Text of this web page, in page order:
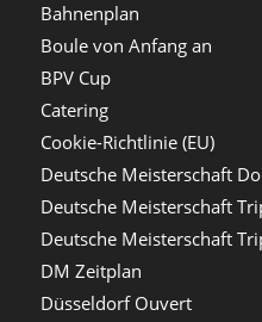
Bahnenplan
Boule von Anfang an
BPV Cup
Catering
Cookie-Richtlinie (EU)
Deutsche Meisterschaft
Deutsche Meisterschaft
Deutsche Meisterschaft
DM Zeitplan
Düsseldorf Ouvert